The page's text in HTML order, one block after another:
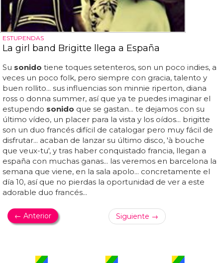
ESTUPENDAS
La girl band Brigitte llega a España
Su sonido tiene toques setenteros, son un poco indies, a
veces un poco folk, pero siempre con gracia, talento y
buen rollito... sus influencias son minnie riperton, diana
ross o donna summer, así que ya te puedes imaginar el
estupendo sonido que se gastan... te dejamos con su
último vídeo, un placer para la vista y los oídos... brigitte
son un duo francés difícil de catalogar pero muy fácil de
disfrutar... acaban de lanzar su último disco, 'à bouche
que veux-tu', y tras haber conquistado francia, llegan a
españa con muchas ganas... las veremos en barcelona la
semana que viene, en la sala apolo... concretamente el
día 10, así que no pierdas la oportunidad de ver a este
adorable duo francés...
← Anterior Siguiente →